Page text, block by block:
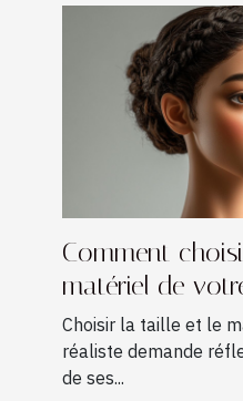
Comment
matériel de
?
Choisir la taille et le
réaliste demande
de ses...